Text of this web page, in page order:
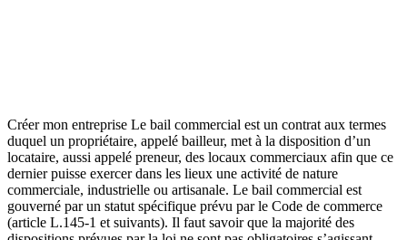
Créer mon entreprise Le bail commercial est un contrat aux termes
duquel un propriétaire, appelé bailleur, met à la disposition d’un
locataire, aussi appelé preneur, des locaux commerciaux afin que ce
dernier puisse exercer dans les lieux une activité de nature
commerciale, industrielle ou artisanale. Le bail commercial est
gouverné par un statut spécifique prévu par le Code de commerce
(article L.145-1 et suivants). Il faut savoir que la majorité des